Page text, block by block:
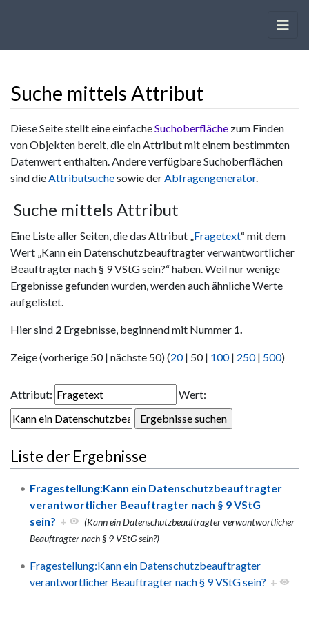
Suche mittels Attribut
Wechseln zu:Navigation,Suche
Diese Seite stellt eine einfacheSuchoberfläche zum Finden
von Objekten bereit, die ein Attribut mit einem bestimmten
Datenwert enthalten. Andere verfügbare Suchoberflächen
sind dieAttributsuchesowie derAbfragengenerator.
Suche mittels Attribut
Eine Liste aller Seiten, die das Attribut „Fragetext“ mit dem
Wert „Kann ein Datenschutzbeauftragter verwantwortlicher
Beauftragter nach § 9 VStG sein?“ haben. Weil nur wenige
Ergebnisse gefunden wurden, werden auch ähnliche Werte
aufgelistet.
Hier sind 2 Ergebnisse, beginnend mit Nummer 1.
Zeige (vorherige 50 | nächste 50) (20| 50| 100| 250| 500)
Attribut: Wert:
Liste der Ergebnisse
Fragestellung:Kann ein Datenschutzbeauftragter
verantwortlicher Beauftragter nach § 9 VStG
sein? +
(Kann ein Datenschutzbeauftragter verwantwortlicher
Beauftragter nach § 9 VStG sein?)
Fragestellung:Kann ein Datenschutzbeauftragter
verantwortlicher Beauftragter nach § 9 VStG sein? +